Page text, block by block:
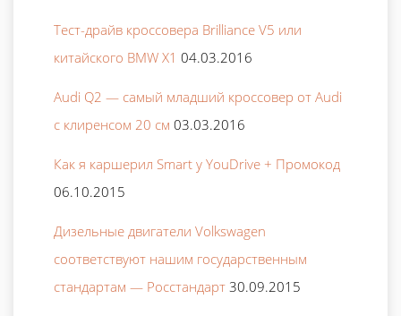
Тест-драйв кроссовера Brilliance V5 или
китайского BMW X1 04.03.2016
Audi Q2 — самый младший кроссовер от Audi
с клиренсом 20 см 03.03.2016
Как я каршерил Smart у YouDrive + Промокод
06.10.2015
Дизельные двигатели Volkswagen
соответствуют нашим государственным
стандартам — Росстандарт 30.09.2015